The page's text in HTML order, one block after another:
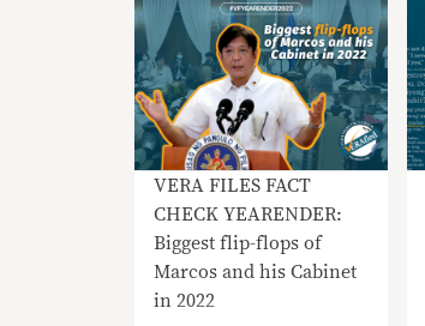
VERA FILES FACT
CHECK YEARENDER:
Biggest flip-flops of
Marcos and his Cabinet
in 2022